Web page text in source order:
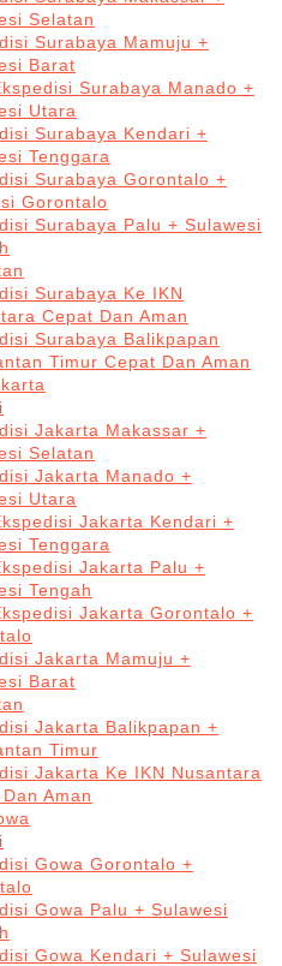
Selatan
Surabaya Mamuju +
Barat
Surabaya Manado +
Utara
Surabaya Kendari +
Tenggara
Surabaya Gorontalo +
Gorontalo
Surabaya Palu + Sulawesi
Surabaya Ke IKN
Cepat Dan Aman
Surabaya Balikpapan
Timur Cepat Dan Aman
Jakarta Makassar +
Selatan
Jakarta Manado +
Utara
Jakarta Kendari +
Tenggara
Jakarta Palu +
Tengah
Jakarta Gorontalo +
Jakarta Mamuju +
Barat
Jakarta Balikpapan +
Timur
Jakarta Ke IKN Nusantara
Aman
Gowa Gorontalo +
Gowa Palu + Sulawesi
Gowa Kendari + Sulawesi